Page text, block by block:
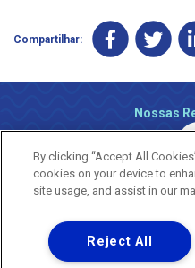
Compartilhar:
Nossas
Uma empresa
Copyright ®
By clicking “Accept All
cookies on your device to
site usage, and assist in our
Reject All